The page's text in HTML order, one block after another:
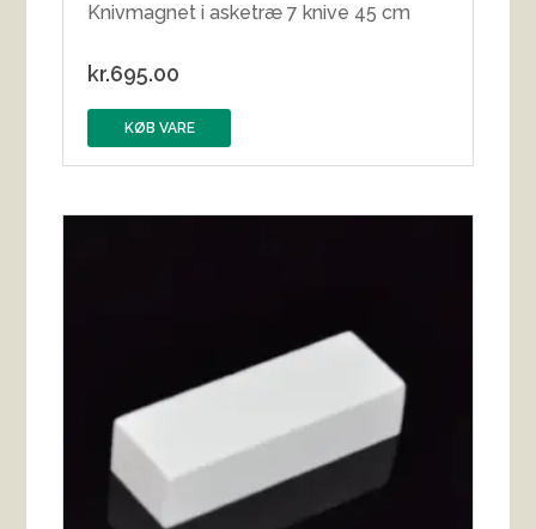
Knivmagnet i asketræ 7 knive 45 cm
kr.695.00
KØB VARE